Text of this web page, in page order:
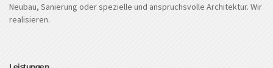
Neubau, Sanierung oder spezielle und anspruchsvolle Architektur. Wir
realisieren.